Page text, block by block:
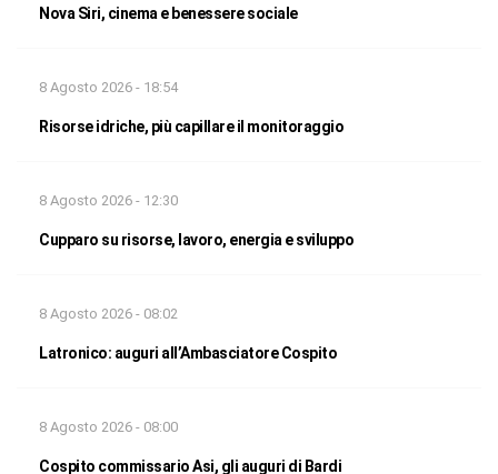
Nova Siri, cinema e benessere sociale
8 Agosto 2026 - 18:54
Risorse idriche, più capillare il monitoraggio
8 Agosto 2026 - 12:30
Cupparo su risorse, lavoro, energia e sviluppo
8 Agosto 2026 - 08:02
Latronico: auguri all’Ambasciatore Cospito
8 Agosto 2026 - 08:00
Cospito commissario Asi, gli auguri di Bardi